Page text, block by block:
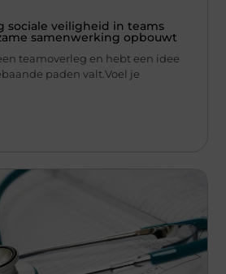
sociale veiligheid in teams
samenwerking opbouwt
teamoverleg en hebt een idee
paden valt.Voel je